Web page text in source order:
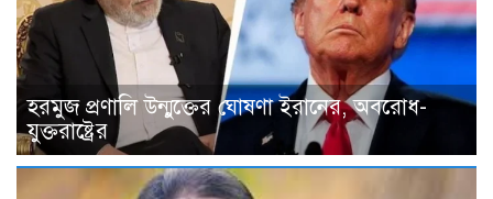
হরমুজ প্রণালি উন্মুক্তের ঘোষণা ইরানের, অবরোধ-
যুক্তরাষ্ট্রের